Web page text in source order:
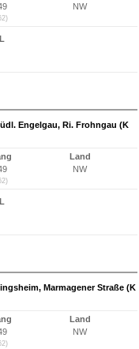
NW
Engelgau, Ri. Frohngau (K
Land
NW
Marmagener Straße (K
Land
NW